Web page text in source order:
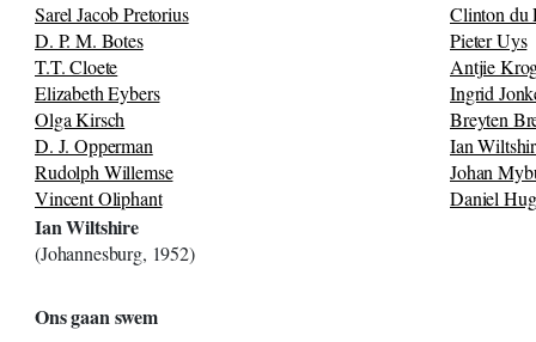
Sarel Jacob Pretorius
D. P. M. Botes
T.T. Cloete
Elizabeth Eybers
Olga Kirsch
D. J. Opperman
Rudolph Willemse
Vincent Oliphant
Clinton du
Pieter Uys
Antjie
Ingrid
Breyten
Ian
Johan
Daniel
Ian Wiltshire
(Johannesburg, 1952)
Ons gaan swem